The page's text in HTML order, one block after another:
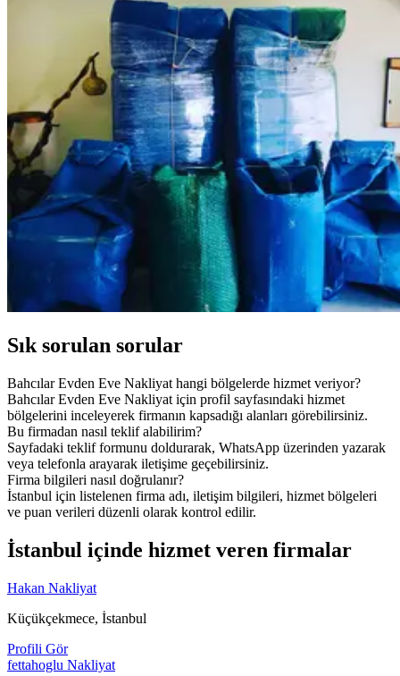
Sık sorulan sorular
Bahcılar Evden Eve Nakliyat hangi bölgelerde hizmet veriyor?
Bahcılar Evden Eve Nakliyat için profil sayfasındaki hizmet
bölgelerini inceleyerek firmanın kapsadığı alanları görebilirsiniz.
Bu firmadan nasıl teklif alabilirim?
Sayfadaki teklif formunu doldurarak, WhatsApp üzerinden yazarak
veya telefonla arayarak iletişime geçebilirsiniz.
Firma bilgileri nasıl doğrulanır?
İstanbul için listelenen firma adı, iletişim bilgileri, hizmet bölgeleri
ve puan verileri düzenli olarak kontrol edilir.
İstanbul içinde hizmet veren firmalar
Hakan Nakliyat
Küçükçekmece, İstanbul
Profili Gör
fettahoglu Nakliyat